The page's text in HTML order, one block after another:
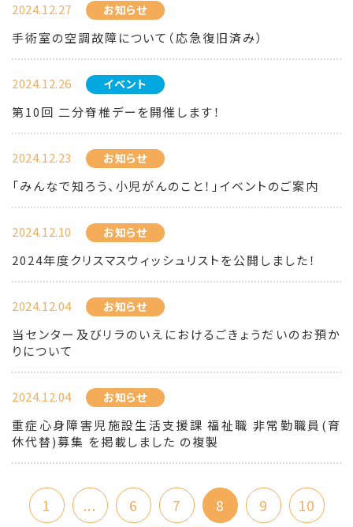
2024.12.27 お知らせ
手術室の空調故障について（応急復旧済み）
2024.12.26 イベント
第10回 二分脊椎デーを開催します！
2024.12.23 お知らせ
「みんなで知ろう、小児がんのこと！」イベントのご案内
2024.12.10 お知らせ
2024年度クリスマスウィッシュリストを公開しました！
2024.12.04 お知らせ
当センター及びリラのいえにおけるごきょうだいのお預か
りについて
2024.12.04 お知らせ
重症心身障害児施設生活支援課 福祉職 非常勤職員(育
休代替)募集 を掲載しました の複製
1 ... 6 7 8 9
10